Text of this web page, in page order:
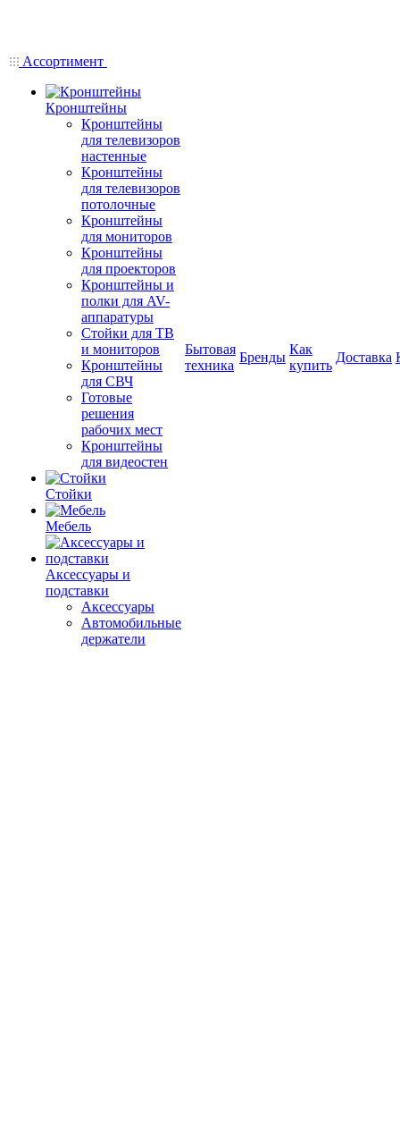
Ассортимент
Кронштейны
Кронштейны
для телевизоров
настенные
Кронштейны
для телевизоров
потолочные
Кронштейны
для мониторов
Кронштейны
для проекторов
Кронштейны и
полки для AV-
аппаратуры
Стойки для ТВ
и мониторов
Кронштейны
для СВЧ
Готовые
решения
рабочих мест
Кронштейны
для видеостен
Стойки
Мебель
Аксессуары и
подставки
Аксессуары
Автомобильные
держатели
Бытовая
техника
Бренды
Как
купить
Доставка